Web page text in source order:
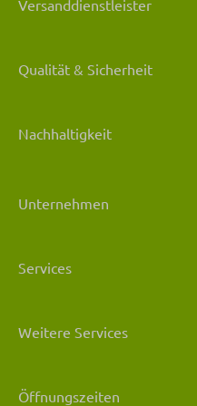
Versanddienstleister
Qualität & Sicherheit
Nachhaltigkeit
Unternehmen
Services
Weitere Services
Öffnungszeiten